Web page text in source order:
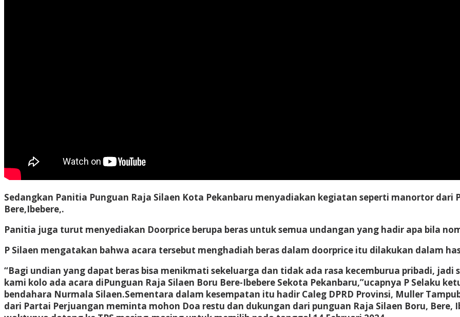
Sedangkan Panitia Punguan Raja Silaen Kota Pekanbaru menyadiakan kegiatan seperti manortor
Bere,Ibebere,.
Panitia juga turut menyediakan Doorprice berupa beras untuk semua undangan yang hadir apa bila
P Silaen mengatakan bahwa acara tersebut menghadiah beras dalam doorprice itu dilakukan dalam
“Bagi undian yang dapat beras bisa menikmati sekeluarga dan tidak ada rasa kecemburua pribadi,
kami kolo ada acara diPunguan Raja Silaen Boru Bere-Ibebere Sekota Pekanbaru,”ucapnya P Selaku
bendahara Nurmala Silaen.Sementara dalam kesempatan itu hadir Caleg DPRD Provinsi, Muller
dari Partai Perjuangan meminta mohon Doa restu dan dukungan dari punguan Raja Silaen Boru, Bere,